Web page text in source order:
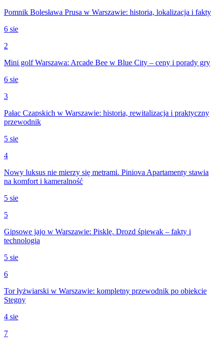
Pomnik Bolesława Prusa w Warszawie: historia, lokalizacja i fakty
6 sie
2
Mini golf Warszawa: Arcade Bee w Blue City – ceny i porady gry
6 sie
3
Pałac Czapskich w Warszawie: historia, rewitalizacja i praktyczny
przewodnik
5 sie
4
Nowy luksus nie mierzy się metrami. Piniova Apartamenty stawia
na komfort i kameralność
5 sie
5
Gipsowe jajo w Warszawie: Pisklę. Drozd śpiewak – fakty i
technologia
5 sie
6
Tor łyżwiarski w Warszawie: kompletny przewodnik po obiekcie
Stegny
4 sie
7